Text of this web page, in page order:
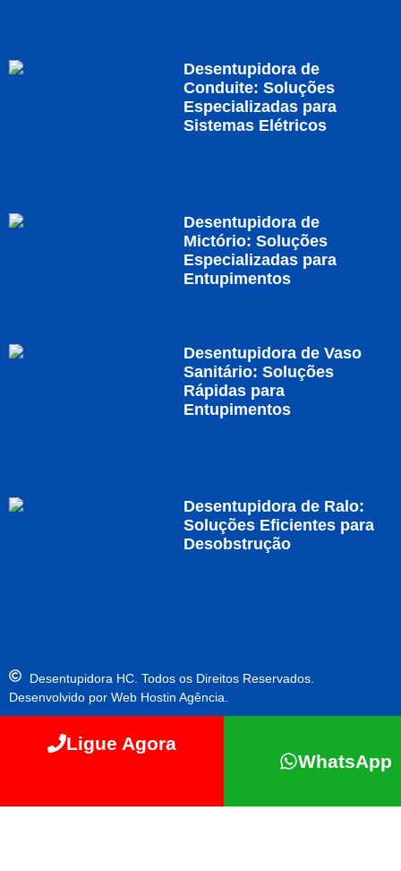
Desentupidora de
Conduite: Soluções
Especializadas para
Sistemas Elétricos
Desentupidora de
Mictório: Soluções
Especializadas para
Entupimentos
Desentupidora de Vaso
Sanitário: Soluções
Rápidas para
Entupimentos
Desentupidora de Ralo:
Soluções Eficientes para
Desobstrução
Desentupidora HC. Todos os Direitos Reservados.
Desenvolvido por Web Hostin Agência.
Ligue Agora
WhatsApp